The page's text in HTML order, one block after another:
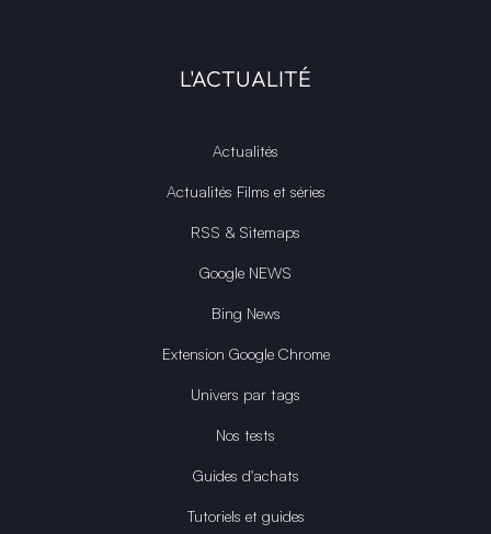
L'ACTUALITÉ
Actualités
Actualités Films et séries
RSS & Sitemaps
Google NEWS
Bing News
Extension Google Chrome
Univers par tags
Nos tests
Guides d'achats
Tutoriels et guides